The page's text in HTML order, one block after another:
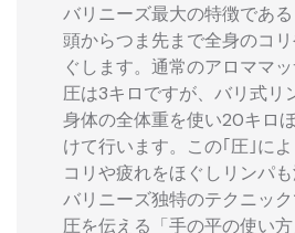
バリニーズ最大の特徴である
頭からつま先まで全身のコ
ぐします。通常のアロママ
圧は3キロですが、バリ式リ
身体の全体重を使い20キロ
けて行います。この｢圧｣に
コリや疲れをほぐしリンパも
バリニーズ独特のテクニック
圧を伝える「手の平の使い